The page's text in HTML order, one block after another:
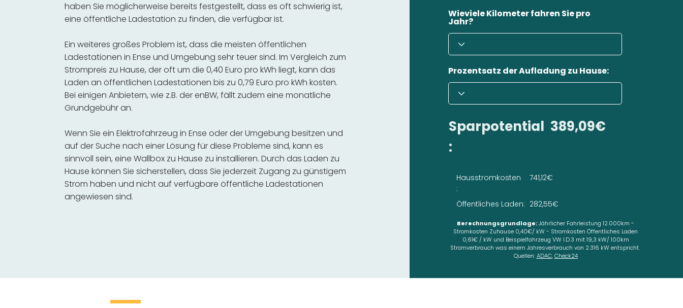
haben Sie möglicherweise bereits festgestellt, dass es oft schwierig ist,
eine öffentliche Ladestation zu finden, die verfügbar ist.
Ein weiteres großes Problem ist, dass die meisten öffentlichen
Ladestationen in Ense und Umgebung sehr teuer sind. Im Vergleich zum
Strompreis zu Hause, der oft um die 0,40 Euro pro kWh liegt, kann das
Laden an öffentlichen Ladestationen bis zu 0,79 Euro pro kWh kosten.
Bei einigen Anbietern, wie z.B. der enBW, fällt zudem eine monatliche
Grundgebühr an.
Wenn Sie ein Elektrofahrzeug in Ense oder der Umgebung besitzen und
auf der Suche nach einer Lösung für diese Probleme sind, kann es
sinnvoll sein, eine Wallbox zu Hause zu installieren. Durch das Laden zu
Hause können Sie sicherstellen, dass Sie jederzeit Zugang zu günstigem
Strom haben und nicht auf verfügbare öffentliche Ladestationen
angewiesen sind.
Wieviele Kilometer fahren Sie pro
Jahr?
Prozentsatz der Aufladung zu Hause:
Sparpotential
:
389,09€
Hausstromkosten
:
Öffentliches Laden:
741,12€
282,55€
Berechnungsgrundlage:Jährlicher Fahrleistung 12.000km -
Stromkosten Zuhause 0,40€/ kW - Stromkosten Öffentliches Laden
0,61€ / kW und Beispielfahrzeug VW I.D.3 mit 19,3 kW/ 100km
Stromverbrauch was einem Jahresverbrauch von 2.316 kW entspricht.
Quellen:ADAC,Check24